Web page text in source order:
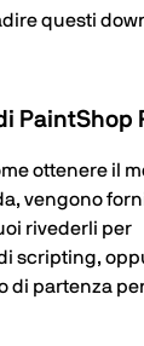
questi
PaintShop
ottenere il
vengono
rivederli per
scripting,
di partenza